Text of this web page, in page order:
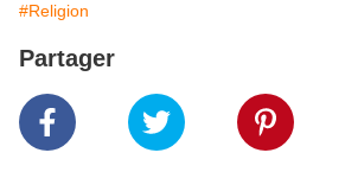
#Religion
Partager